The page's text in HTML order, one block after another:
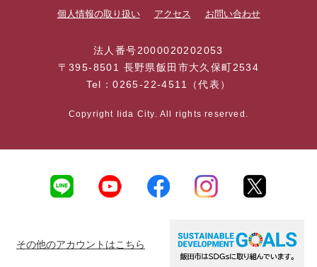
個人情報の取り扱い アクセス お問い合わせ
法人番号2000020202053
〒395-8501 長野県飯田市大久保町2534
Tel：0265-22-4511（代表）
Copyright Iida City. All rights reserved.
その他のアカウントはこちら